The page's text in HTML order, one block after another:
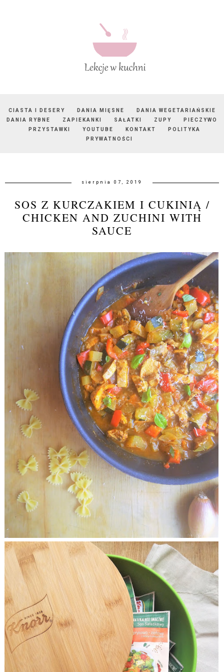
CIASTA I DESERY DANIA MIĘSNE
DANIA WEGETARIAŃSKIE
DANIA RYBNE
ZAPIEKANKI SAŁATKI ZUPY
PIECZYWO
PRZYSTAWKI
YOUTUBE KONTAKT
POLITYKA
PRYWATNOŚCI
sierpnia 07, 2019
SOS Z KURCZAKIEM I CUKINIĄ /
CHICKEN AND ZUCHINI WITH
SAUCE